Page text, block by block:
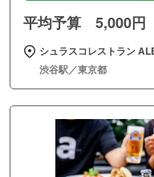
平均予算 5,000円
シュラスコレストラン
渋谷駅／東京都